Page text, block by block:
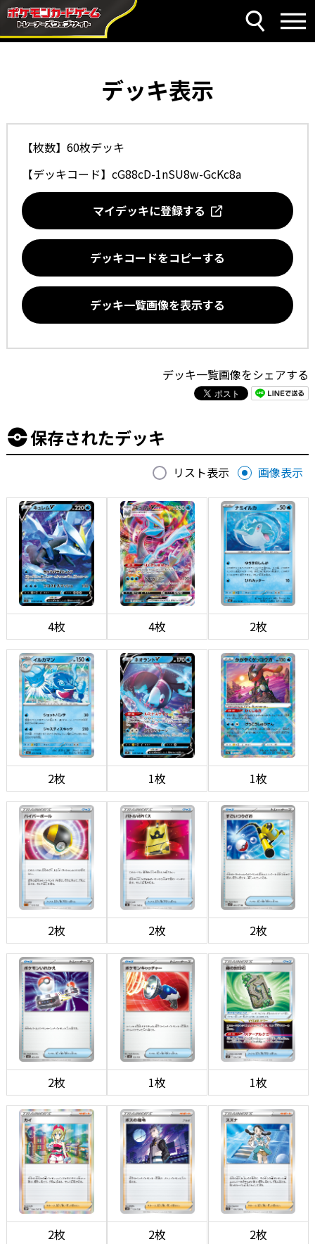
デッキ表示
【枚数】60枚デッキ
【デッキコード】 cG88cD-1nSU8w-GcKc8a
マイデッキに登録する
デッキコードをコピーする
デッキ一覧画像を表示する
デッキ一覧画像をシェアする
保存されたデッキ
リスト表示 画像表示
4枚 4枚 2枚
2枚 1枚 1枚
2枚 2枚 2枚
2枚 1枚 1枚
2枚 2枚 2枚